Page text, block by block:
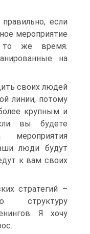
если
мероприятие
же время.
на
своих людей
линии, потому
крупным и
вы будете
люди будут
к вам своих
стратегий –
структуру
Я хочу